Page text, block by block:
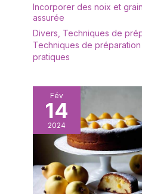
Incorporer des noix et
assurée
Divers Techniques de
Techniques de
pratiques
Fév
14
2024